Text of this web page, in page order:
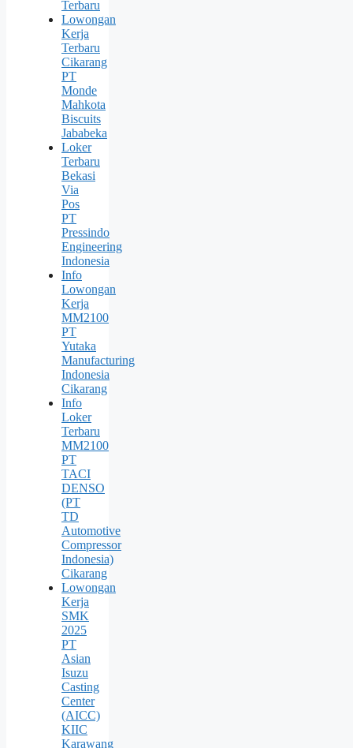
Terbaru
Lowongan
Kerja
Terbaru
Cikarang
PT
Monde
Mahkota
Biscuits
Jababeka
Loker
Terbaru
Bekasi
Via
Pos
PT
Pressindo
Engineering
Indonesia
Info
Lowongan
Kerja
MM2100
PT
Yutaka
Manufacturing
Indonesia
Cikarang
Info
Loker
Terbaru
MM2100
PT
TACI
DENSO
(PT
TD
Automotive
Compressor
Indonesia)
Cikarang
Lowongan
Kerja
SMK
2025
PT
Asian
Isuzu
Casting
Center
(AICC)
KIIC
Karawang